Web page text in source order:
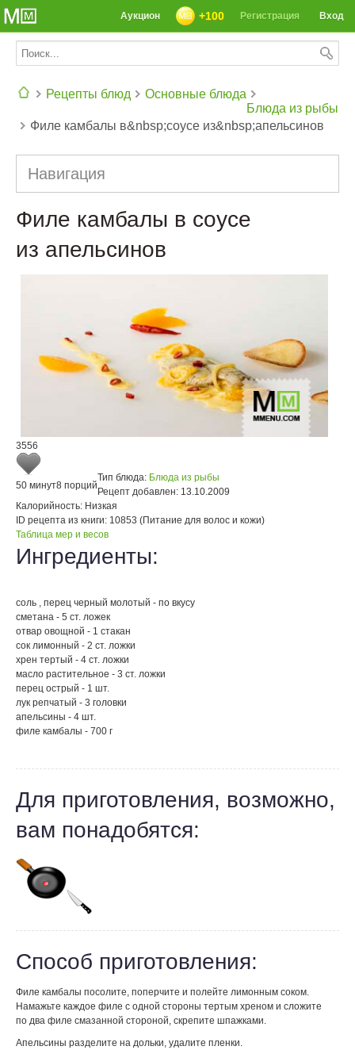
СЕГОДНЯ: 39142 РЕЦЕПТА
Вход
Регистрация
+100
Аукцион
Рецепты блюд
Основные блюда
Блюда из рыбы
Филе камбалы в&nbsp;соусе из&nbsp;апельсинов
Навигация
Филе камбалы в соусе
из апельсинов
3556
50 минут8 порций
Тип блюда: Блюда из рыбы
Рецепт добавлен: 13.10.2009
Калорийность: Низкая
ID рецепта из книги: 10853 (Питание для волос и кожи)
Таблица мер и весов
Ингредиенты:
соль , перец черный молотый - по вкусу
сметана - 5 ст. ложек
отвар овощной - 1 стакан
сок лимонный - 2 ст. ложки
хрен тертый - 4 ст. ложки
масло растительное - 3 ст. ложки
перец острый - 1 шт.
лук репчатый - 3 головки
апельсины - 4 шт.
филе камбалы - 700 г
Для приготовления, возможно,
вам понадобятся:
Способ приготовления:
Филе камбалы посолите, поперчите и полейте лимонным соком.
Намажьте каждое филе с одной стороны тертым хреном и сложите
по два филе смазанной стороной, скрепите шпажками.
Апельсины разделите на дольки, удалите пленки.